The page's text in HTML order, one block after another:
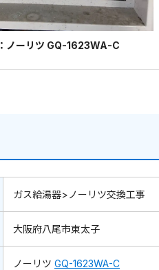
ノーリツ GQ-1623WA-C
ガス給湯器>ノーリツ交換工事
大阪府八尾市東太子
ノーリツ GQ-1623WA-C